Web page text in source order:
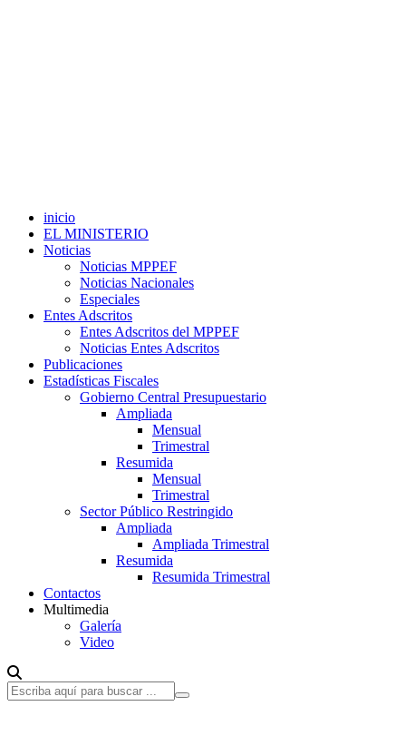
inicio
EL MINISTERIO
Noticias
Noticias MPPEF
Noticias Nacionales
Especiales
Entes Adscritos
Entes Adscritos del MPPEF
Noticias Entes Adscritos
Publicaciones
Estadísticas Fiscales
Gobierno Central Presupuestario
Ampliada
Mensual
Trimestral
Resumida
Mensual
Trimestral
Sector Público Restringido
Ampliada
Ampliada Trimestral
Resumida
Resumida Trimestral
Contactos
Multimedia
Galería
Video